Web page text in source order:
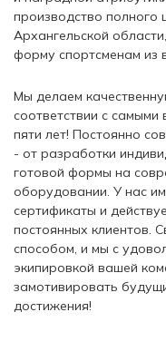
производство полного
Архангельской
форму спортсменам из
Мы делаем
соответствии с
пяти лет! Постоянно
- от разработки
готовой формы на
оборудовании. У нас
сертификаты и
постоянных клиентов.
способом, и мы с
экипировкой вашей
замотивировать
достижения!